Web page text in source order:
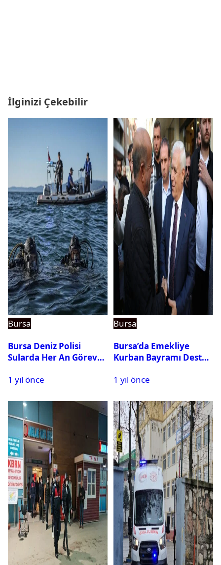
İlginizi Çekebilir
Bursa
Bursa Deniz Polisi
Sularda Her An Göreve
1 yıl önce
Bursa
Bursa’da Emekliye
Kurban Bayramı Destek
1 yıl önce